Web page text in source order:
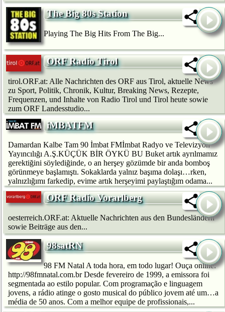
The Big 80s Station
Playing The Big Hits From The Big...
ORF Radio Tirol
tirol.ORF.at: Alle Nachrichten des ORF aus Tirol, aktuelle News
zu Sport, Politik, Chronik, Kultur, Breaking News, Rezepte,
Frequenzen, und Inhalte von Radio Tirol und Tirol heute sowie
zum ORF Landesstudio...
iMBATFM
Damardan Kalbe Tam 90 İmbat FMİmbat Radyo ve Televizyon
Yayıncılığı A.Ş.KÜÇÜK BİR ÖYKÜ BU Buket artık ayrılmamız
gerektiğini söylediğinde, o an herşey gözümde bir anda bomboş
görünmeye başlamıştı. Sokaklarda yalnız başıma dolaşı…rken,
yalnızlığımı farkedip, evime artık herşeyimi paylaştığım odama...
ORF Radio Vorarlberg
oesterreich.ORF.at: Aktuelle Nachrichten aus den Bundesländern
sowie Beiträge aus den...
98satRN
98 FM Natal A toda hora, em todo lugar! Ouça online:
http://98fmnatal.com.br Desde fevereiro de 1999, a emissora foi
segmentada ao estilo popular. Com programação e linguagem
jovens, a rádio atinge o gosto musical do público jovem até um…a
média de 50 anos. Com a melhor equipe de profissionais,...